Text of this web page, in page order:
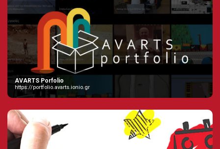
AVARTS Porfolio
https://portfolio.avarts.ionio.gr